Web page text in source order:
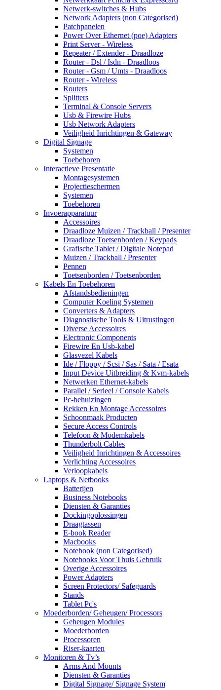
Netwerk-switches & Hubs
Network Adapters (non Categorised)
Patchpanelen
Power Over Ethernet (poe) Adapters
Print Server - Wireless
Repeater / Extender - Draadloze
Router - Dsl / Isdn - Draadloos
Router - Gsm / Umts - Draadloos
Router - Wireless
Routers
Splitters
Terminal & Console Servers
Usb & Firewire Hubs
Usb Network Adapters
Veiligheid Inrichtingen & Gateway
Digital Signage
Systemen
Toebehoren
Interactieve Presentatie
Montagesystemen
Projectieschermen
Systemen
Toebehoren
Invoerapparatuur
Accessoires
Draadloze Muizen / Trackball / Presenter
Draadloze Toetsenborden / Keypads
Grafische Tablet / Digitale Notepad
Muizen / Trackball / Presenter
Pennen
Toetsenborden / Toetsenborden
Kabels En Toebehoren
Afstandsbedieningen
Computer Koeling Systemen
Converters & Adapters
Diagnostische Tools & Uitrustingen
Diverse Accessoires
Electronic Components
Firewire En Usb-kabel
Glasvezel Kabels
Ide / Floppy / Scsi / Sas / Sata / Esata
Input Device Uitbreiding & Kvm-kabels
Netwerken Ethernet-kabels
Parallel / Serieel / Console Kabels
Pc-behuizingen
Rekken En Montage Accessoires
Schoonmaak Producten
Secure Access Controls
Telefoon & Modemkabels
Thunderbolt Cables
Veiligheid Inrichtingen & Accessoires
Verlichting Accessoires
Verloopkabels
Laptops & Netbooks
Batterijen
Business Notebooks
Diensten & Garanties
Dockingoplossingen
Draagtassen
E-book Reader
Macbooks
Notebook (non Categorised)
Notebooks Voor Thuis Gebruik
Overige Accessoires
Power Adapters
Screen Protectors/ Safeguards
Stands
Tablet Pc's
Moederborden/ Geheugen/ Processors
Geheugen Modules
Moederborden
Processoren
Riser-kaarten
Monitoren & Tv’s
Arms And Mounts
Diensten & Garanties
Digital Signage/ Signage System